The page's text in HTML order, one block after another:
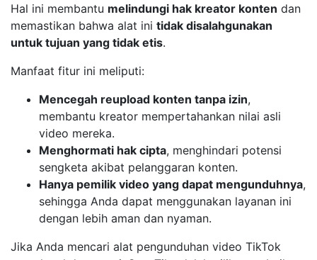
Hal ini membantu melindungi hak kreator konten dan
memastikan bahwa alat ini tidak disalahgunakan
untuk tujuan yang tidak etis.
Manfaat fitur ini meliputi:
Mencegah reupload konten tanpa izin,
membantu kreator mempertahankan nilai asli
video mereka.
Menghormati hak cipta, menghindari potensi
sengketa akibat pelanggaran konten.
Hanya pemilik video yang dapat mengunduhnya,
sehingga Anda dapat menggunakan layanan ini
dengan lebih aman dan nyaman.
Jika Anda mencari alat pengunduhan video TikTok